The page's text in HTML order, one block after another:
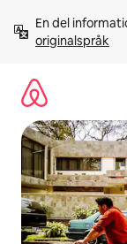
innehåll
En del
originalspråk